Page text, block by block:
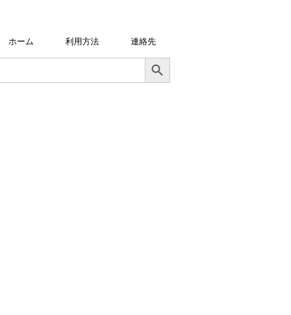
ホーム 利用方法 連絡先
Search Button